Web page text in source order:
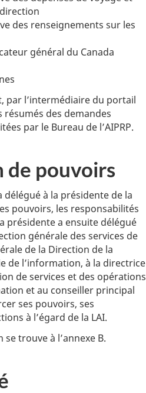
des renseignements sur les
général du Canada
par l’intermédiaire du portail
des demandes
par le Bureau de l’AIPRP.
de pouvoirs
à la présidente de la
pouvoirs, les responsabilités
présidente a ensuite délégué
générale des services de
de la Direction de la
de l’information, à la directrice
de services et des opérations
et au conseiller principal
ses pouvoirs, ses
à l’égard de la LAI.
trouve à l’annexe B.